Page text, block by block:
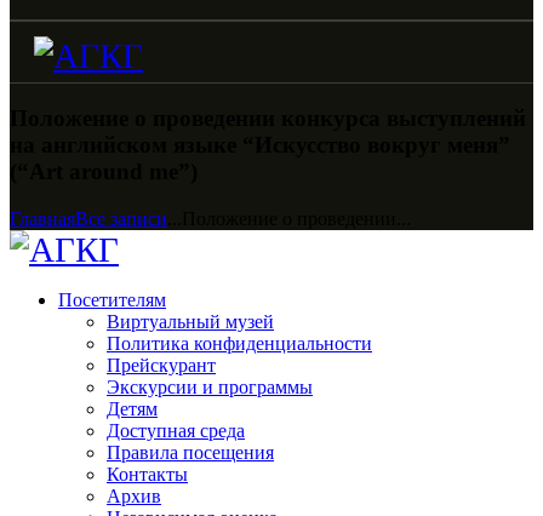
ГлавнаяВсе записи
Посетителям
Виртуальный музей
Политика конфиденциальности
Прейскурант
Экскурсии и программы
Детям
Доступная среда
Правила посещения
Контакты
Архив